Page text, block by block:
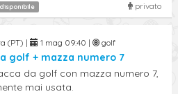
privato
(PT) | 1 mag 09:40 | golf
golf + mazza numero 7
da golf con mazza numero 7,
mai usata.